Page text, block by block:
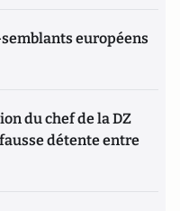
européens
du chef de la DZ
détente entre